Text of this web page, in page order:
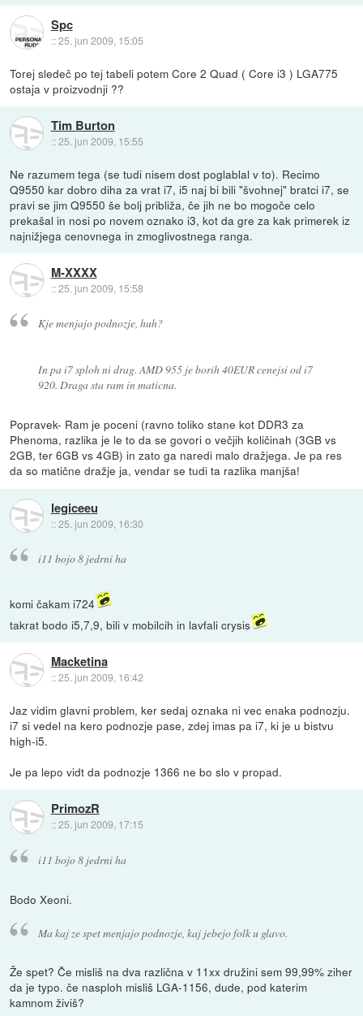
Spc
::25. jun 2009, 15:05
Torej sledeč po tej tabeli potem Core 2 Quad ( Core i3 ) LGA775
ostaja v proizvodnji ??
Tim Burton
::25. jun 2009, 15:55
Ne razumem tega (se tudi nisem dost poglablal v to). Recimo
Q9550 kar dobro diha za vrat i7, i5 naj bi bili "švohnej" bratci i7, se
pravi se jim Q9550 še bolj približa, če jih ne bo mogoče celo
prekašal in nosi po novem oznako i3, kot da gre za kak primerek iz
najnižjega cenovnega in zmoglivostnega ranga.
M-XXXX
::25. jun 2009, 15:58
Kje menjajo podnozje, huh?
In pa i7 sploh ni drag. AMD 955 je borih 40EUR cenejsi od i7
920. Draga sta ram in maticna.
Popravek- Ram je poceni (ravno toliko stane kot DDR3 za
Phenoma, razlika je le to da se govori o večjih količinah (3GB vs
2GB, ter 6GB vs 4GB) in zato ga naredi malo dražjega. Je pa res
da so matične dražje ja, vendar se tudi ta razlika manjša!
legiceeu
::25. jun 2009, 16:30
i11 bojo 8 jedrni ha
komi čakam i724
takrat bodo i5,7,9, bili v mobilcih in lavfali crysis
Macketina
::25. jun 2009, 16:42
Jaz vidim glavni problem, ker sedaj oznaka ni vec enaka podnozju.
i7 si vedel na kero podnozje pase, zdej imas pa i7, ki je u bistvu
high-i5.
Je pa lepo vidt da podnozje 1366 ne bo slo v propad.
PrimozR
::25. jun 2009, 17:15
i11 bojo 8 jedrni ha
Bodo Xeoni.
Ma kaj ze spet menjajo podnozje, kaj jebejo folk u glavo.
Že spet? Če misliš na dva različna v 11xx družini sem 99,99% ziher
da je typo. če nasploh misliš LGA-1156, dude, pod katerim
kamnom živiš?